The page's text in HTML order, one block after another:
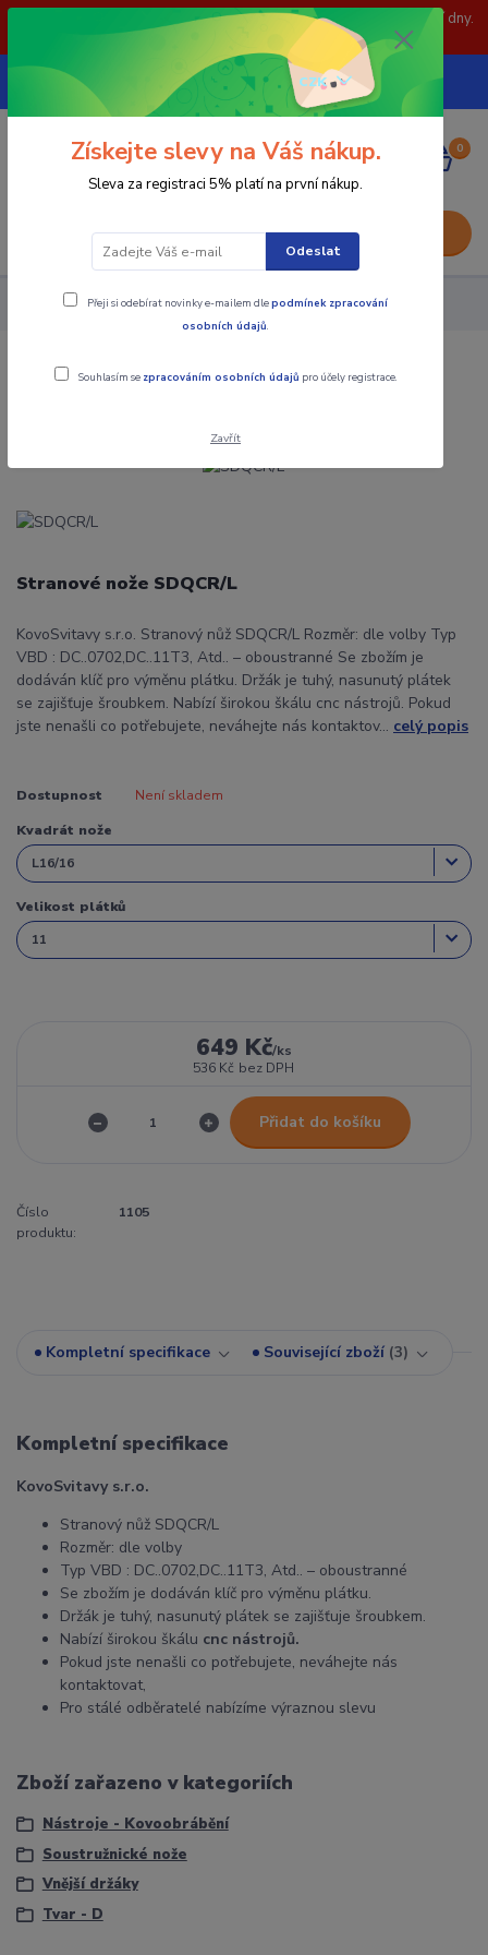
POZOR: 31.7 , 3.8 a 5.8- zavřeno. objednávky odešleme následující dny.
Děkujeme za pochopení.
CZK
739252246
(Po-Pá, 8-15 hod.)
0
0,00 Kč
Nástroje - Kovoobrábění SDQCR/L
SDQCR/L
Stranové nože SDQCR/L
KovoSvitavy s.r.o. Stranový nůž SDQCR/L Rozměr: dle volby Typ
VBD : DC..0702,DC..11T3, Atd.. – oboustranné Se zbožím je
dodáván klíč pro výměnu plátku. Držák je tuhý, nasunutý plátek
se zajišťuje šroubkem. Nabízí širokou škálu cnc nástrojů. Pokud
jste nenašli co potřebujete, neváhejte nás kontaktov... celý popis
Dostupnost Není skladem
Kvadrát nože
Velikost plátků
649 Kč/ks
536 Kč bez DPH
Přidat do košíku
Číslo
produktu:
1105
Kompletní specifikace Související zboží 3
Kompletní specifikace
KovoSvitavy s.r.o.
Stranový nůž SDQCR/L
Rozměr: dle volby
Typ VBD : DC..0702,DC..11T3, Atd.. – oboustranné
Se zbožím je dodáván klíč pro výměnu plátku.
Držák je tuhý, nasunutý plátek se zajišťuje šroubkem.
Nabízí širokou škálu cnc nástrojů.
Pokud jste nenašli co potřebujete, neváhejte nás
kontaktovat,
Pro stálé odběratelé nabízíme výraznou slevu
Zboží zařazeno v kategoriích
Nástroje - Kovoobrábění
Soustružnické nože
Vnější držáky
Tvar - D
Získejte slevy na Váš nákup.
Sleva za registraci 5% platí na první nákup.
Odeslat
Přeji si odebírat novinky e-mailem dlepodmínek zpracování
osobních údajů.
Souhlasím se zpracováním osobních údajů pro účely registrace.
Zavřít